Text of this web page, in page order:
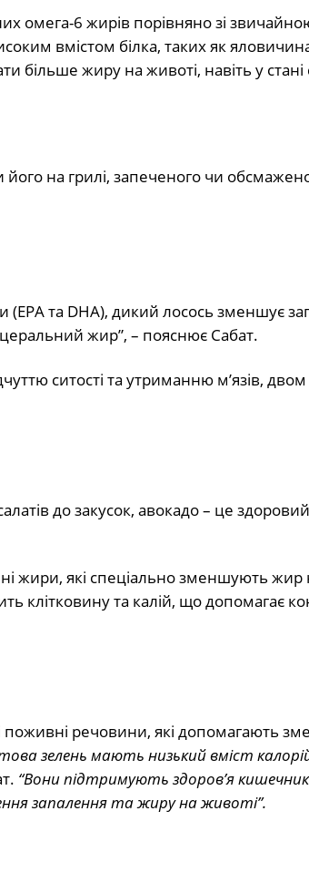
омега-6 жирів порівняно зі
вмістом білка, таких як яловичина
більше жиру на животі, навіть у
на грилі, запеченого чи
(EPA та DHA), дикий лосось зменшує
жир”, – пояснює Сабат.
ситості та утриманню м’язів,
до закусок, авокадо – це
жири, які спеціально зменшують жир
клітковину та калій, що допомагає
поживні речовини, які допомагають
зелень мають низький вміст
“Вони підтримують здоров’я
запалення та жиру на животі”.